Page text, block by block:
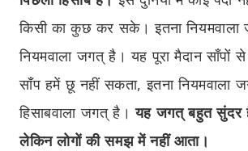
किसी का कुछ कर सके। इतना
नियमवाला जगत् है। यह पूरा मैदान साँपों
साँप हमें छू नहीं सकता, इतना नियमवाला
हिसाबवाला जगत् है। यह जगत् बहुत सुंदर
लेकिन लोगों की समझ में नहीं आता।